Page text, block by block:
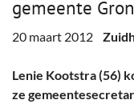
Welzijn &
Bedrijven
Prikbord &
gemeente
20 maart 2012
Lenie Kootstra (56)
ze